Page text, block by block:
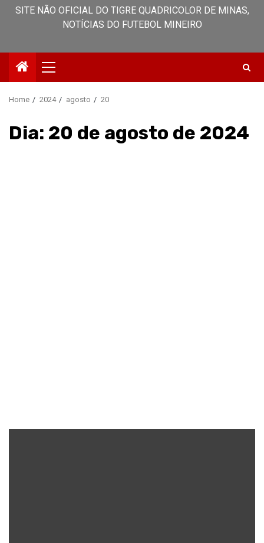
SITE NÃO OFICIAL DO TIGRE QUADRICOLOR DE MINAS,
NOTÍCIAS DO FUTEBOL MINEIRO
Primary
Menu
Home 2024 agosto 20
Dia: 20 de agosto de 2024